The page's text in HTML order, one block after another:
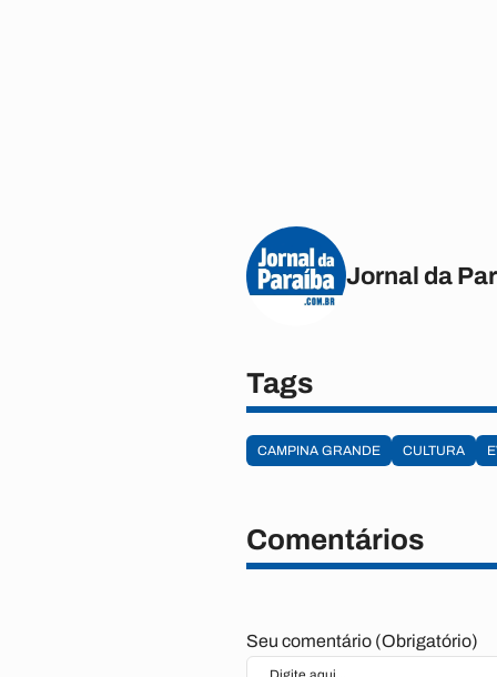
Jornal da
Tags
CAMPINA GRANDE CULTURA
Comentários
Seu comentário (Obrigatório)